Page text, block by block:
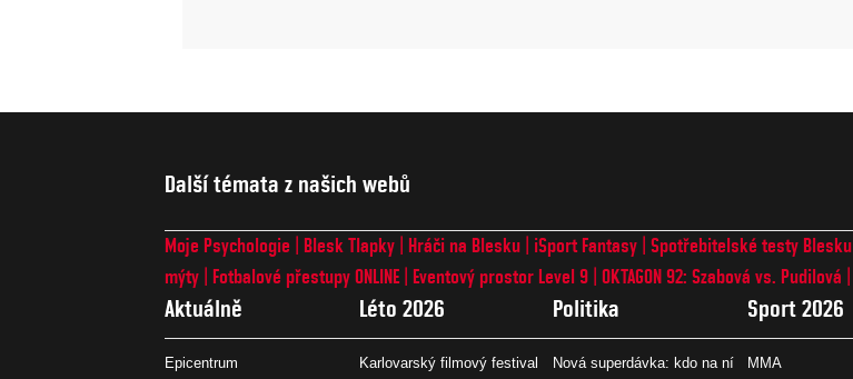
Další témata z našich webů
Moje Psychologie Blesk Tlapky Hráči na Blesku iSport Fantasy Spotřebitelské testy Blesku
mýty
Fotbalové přestupy ONLINE Eventový prostor Level 9 OKTAGON 92: Szabová vs. Pudilová
Aktuálně
Epicentrum
Léto 2026
Karlovarský filmový festival
Politika
Nová superdávka: kdo na ní
Sport 2026
MMA